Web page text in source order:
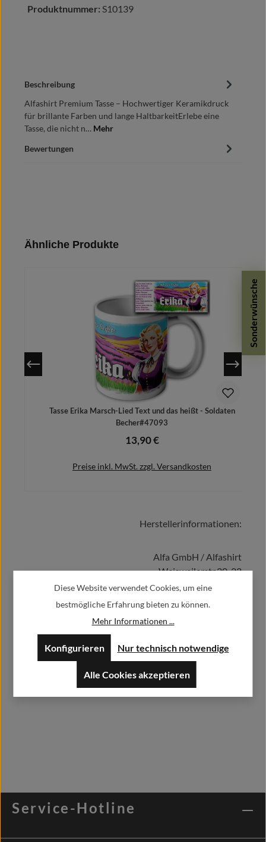
Produktnummer: S10139
Sonderwünsche
Beschreibung
Alfashirt Premium Tasse – Hochwertiger Keramikdruck
für brillante Farben und lange HaltbarkeitErlebe eine
Tasse, die nicht n… Mehr
Bewertungen
Produktgalerie überspringen
Ähnliche Produkte
Tasse Erika Marsch-Lied Text und das heißt - Soldaten
Becher#47093
Regulärer Preis:
13,90 €
Preise inkl. MwSt. zzgl. Versandkosten
In den WarenkorbHerstellerinformationen:
Alfa GmbH / Alfashirt
Weisweilerstr.20-22
52379 Langerwehe
Herstellerdatenblätter
Service-Hotline
Diese Website verwendet Cookies, um eine
bestmögliche Erfahrung bieten zu können.
Mehr Informationen ...
Nur technisch notwendige
Konfigurieren
Alle Cookies akzeptieren